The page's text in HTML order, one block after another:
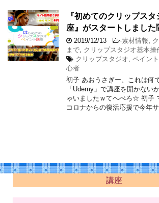
『初めてのクリップス
座』がスタートしました
2019/12/13 -素材情報
まで クリップスタジオ基本操
クリップスタジオ ペイント
心者
初子 あおうさぎー、これは何
「Udemy」で講座を開かない
ゃいましたｗてへぺろ☆ 初
コロナからの復活応援で今年
講座